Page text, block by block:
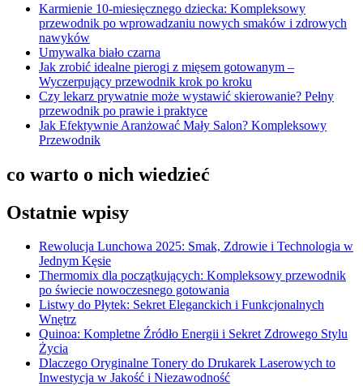
Karmienie 10-miesięcznego dziecka: Kompleksowy
przewodnik po wprowadzaniu nowych smaków i zdrowych
nawyków
Umywalka biało czarna
Jak zrobić idealne pierogi z mięsem gotowanym –
Wyczerpujący przewodnik krok po kroku
Czy lekarz prywatnie może wystawić skierowanie? Pełny
przewodnik po prawie i praktyce
Jak Efektywnie Aranżować Mały Salon? Kompleksowy
Przewodnik
co warto o nich wiedzieć
Ostatnie wpisy
Rewolucja Lunchowa 2025: Smak, Zdrowie i Technologia w
Jednym Kęsie
Thermomix dla początkujących: Kompleksowy przewodnik
po świecie nowoczesnego gotowania
Listwy do Płytek: Sekret Eleganckich i Funkcjonalnych
Wnętrz
Quinoa: Kompletne Źródło Energii i Sekret Zdrowego Stylu
Życia
Dlaczego Oryginalne Tonery do Drukarek Laserowych to
Inwestycja w Jakość i Niezawodność